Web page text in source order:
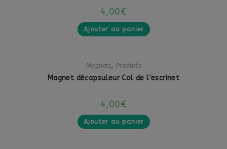
4,00€
Ajouter au panier
Magnets, Produits
Magnet décapsuleur Col de l’escrinet
4,00€
Ajouter au panier